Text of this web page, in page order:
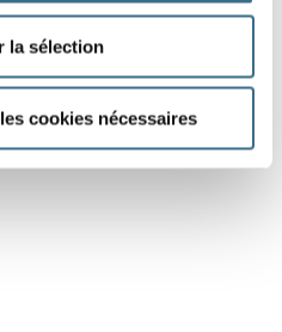
la sélection
cookies nécessaires